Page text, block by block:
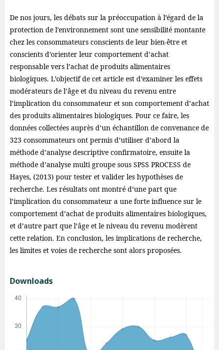
De nos jours, les débats sur la préoccupation à l’égard de la
protection de l’environnement sont une sensibilité montante
chez les consommateurs conscients de leur bien-être et
conscients d’orienter leur comportement d’achat
responsable vers l’achat de produits alimentaires
biologiques. L’objectif de cet article est d’examiner les effets
modérateurs de l’âge et du niveau du revenu entre
l’implication du consommateur et son comportement d’achat
des produits alimentaires biologiques. Pour ce faire, les
données collectées auprès d’un échantillon de convenance de
323 consommateurs ont permis d’utiliser d’abord la
méthode d’analyse descriptive confirmatoire, ensuite la
méthode d’analyse multi groupe sous SPSS PROCESS de
Hayes, (2013) pour tester et valider les hypothèses de
recherche. Les résultats ont montré d’une part que
l’implication du consommateur a une forte influence sur le
comportement d’achat de produits alimentaires biologiques,
et d’autre part que l’âge et le niveau du revenu modèrent
cette relation. En conclusion, les implications de recherche,
les limites et voies de recherche sont alors proposées.
Downloads